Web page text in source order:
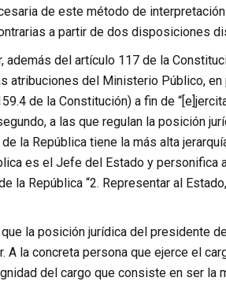
de este método de
a partir de dos disposiciones
además del artículo 117 de la
atribuciones del Ministerio Público, en
de la Constitución) a fin de
a las que regulan la posición
la República tiene la más alta
es el Jefe del Estado y personifica
República “2. Representar al
la posición jurídica del presidente
la concreta persona que ejerce el
del cargo que consiste en ser la